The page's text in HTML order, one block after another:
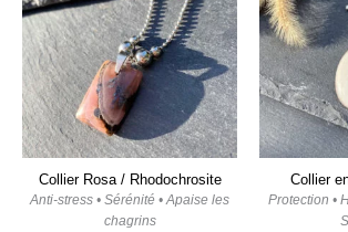
Collier Rosa / Rhodochrosite
Anti-stress • Sérénité • Apaise les
chagrins
Collier
Protection •